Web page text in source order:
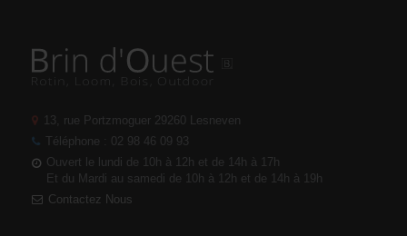
13, rue Portzmoguer 29260 Lesneven
Téléphone : 02 98 46 09 93
Ouvert le lundi de 10h à 12h et de 14h à 17h
Et du Mardi au samedi de 10h à 12h et de 14h à 19h
Contactez Nous